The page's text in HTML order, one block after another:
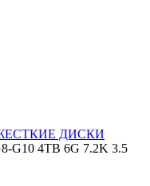
ДИСКИ
G10 4TB 6G 7.2K 3.5